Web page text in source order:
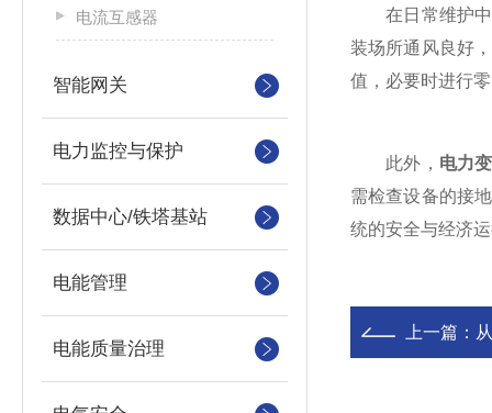
电流互感器
智能网关
电力监控与保护
数据中心/铁塔基站
电能管理
电能质量治理
在日常维护中
装场所通风良好
值，必要时进行
此外， 电力
需检查设备的接
统的安全与经济
上一篇：